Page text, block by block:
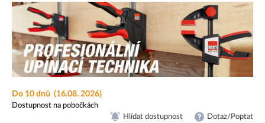
Do 10 dnů (16.08. 2026)
Dostupnost na pobočkách
Hlídat dostupnost Dotaz/Poptat